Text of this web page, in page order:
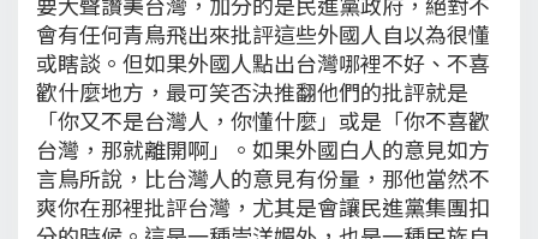
會有任何青鳥飛出來批評這些外國人自以為很懂
或瞎談。但如果外國人點出台灣哪裡不好、不喜
歡什麼地方，最可笑否決推翻他們的批評就是
「你又不是台灣人，你懂什麼」或是「你不喜歡
台灣，那就離開啊」。如果外國白人的意見如方
言鳥所說，比台灣人的意見有份量，那他當然不
爽你在那裡批評台灣，尤其是會讓民進黨集團扣